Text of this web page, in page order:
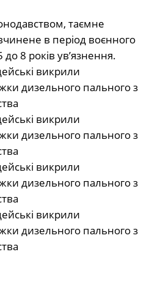
таємне
в період воєнного
до 8 років ув’язнення.